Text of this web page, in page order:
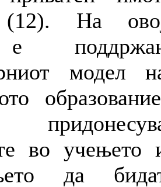
(12). На
модел
во учењето
да